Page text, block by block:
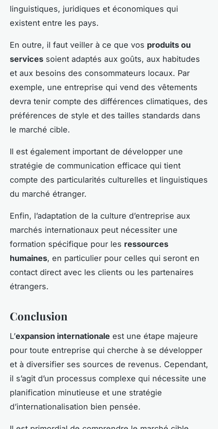
linguistiques, juridiques et économiques qui
existent entre les pays.
En outre, il faut veiller à ce que vos produits ou
services soient adaptés aux goûts, aux habitudes
et aux besoins des consommateurs locaux. Par
exemple, une entreprise qui vend des vêtements
devra tenir compte des différences climatiques, des
préférences de style et des tailles standards dans
le marché cible.
Il est également important de développer une
stratégie de communication efficace qui tient
compte des particularités culturelles et linguistiques
du marché étranger.
Enfin, l’adaptation de la culture d’entreprise aux
marchés internationaux peut nécessiter une
formation spécifique pour les ressources
humaines, en particulier pour celles qui seront en
contact direct avec les clients ou les partenaires
étrangers.
Conclusion
L’expansion internationale est une étape majeure
pour toute entreprise qui cherche à se développer
et à diversifier ses sources de revenus. Cependant,
il s’agit d’un processus complexe qui nécessite une
planification minutieuse et une stratégie
d’internationalisation bien pensée.